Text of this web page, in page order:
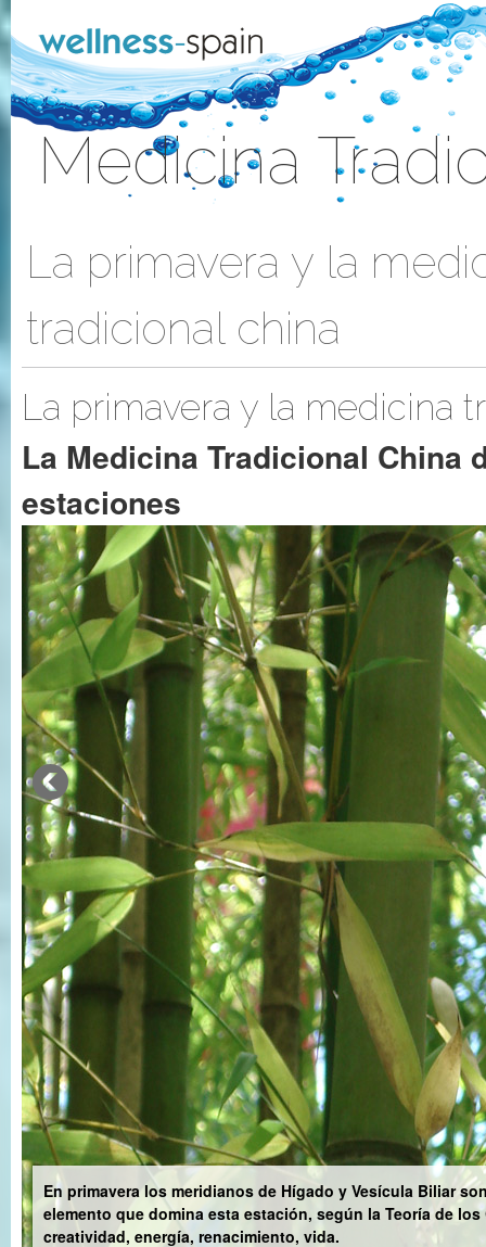
Medicina
La primavera y la
tradicional china
La primavera y la medicina
La Medicina Tradicional China
estaciones
En primavera los meridianos de Hígado y Vesícula Biliar
elemento que domina esta estación, según la Teoría de
creatividad, energía, renacimiento, vida.